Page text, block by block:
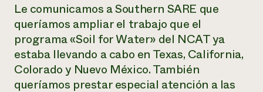
Le comunicamos a Southern SARE que
queríamos ampliar el trabajo que el
programa «Soil for Water» del NCAT ya
estaba llevando a cabo en Texas, California,
Colorado y Nuevo México. También
queríamos prestar especial atención a las